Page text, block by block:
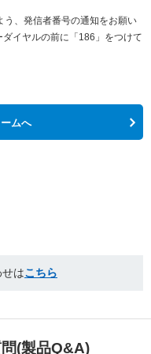
、発信者番号の通知をお願い
イヤルの前に「186」をつけて
ムへ
はこちら
(製品Q&A)